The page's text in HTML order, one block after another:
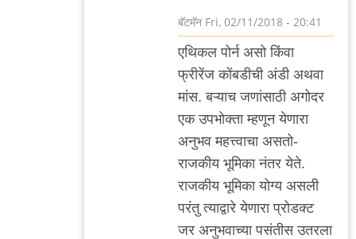
बॅटमॅन Fri, 02/11/2018 - 20:41
In
reply
to
भूमिका
by
३_१४
विक्षिप्त
अदिती
एथिकल पोर्न असो किंवा
फ्रीरेंज कोंबडीची अंडी अथवा
मांस. बऱ्याच जणांसाठी अगोदर
एक उपभोक्ता म्हणून येणारा
अनुभव महत्त्वाचा असतो-
राजकीय भूमिका नंतर येते.
राजकीय भूमिका योग्य असली
परंतु त्याद्वारे येणारा प्रोडक्ट
जर अनुभवाच्या पसंतीस उतरला